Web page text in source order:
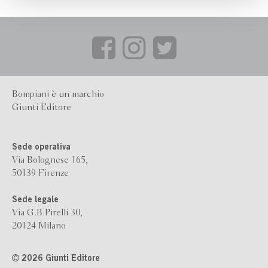
Bompiani è un marchio
Giunti Editore
Sede operativa
Via Bolognese 165,
50139 Firenze
Sede legale
Via G.B.Pirelli 30,
20124 Milano
2026 Giunti Editore